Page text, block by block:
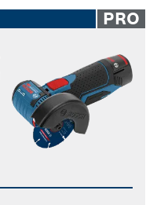
PRO